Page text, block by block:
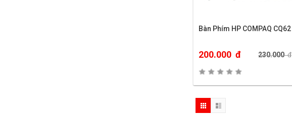
Bàn Phím HP COMPAQ CQ62
200.000 đ 230.000đ